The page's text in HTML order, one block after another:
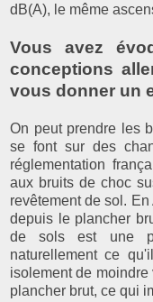
dB(A), le même
Vous avez
conceptions
vous donner un
On peut prendre les
se font sur des
réglementation
aux bruits de choc
revêtement de sol.
depuis le plancher
de sols est une
naturellement ce
isolement de
plancher brut, ce qui